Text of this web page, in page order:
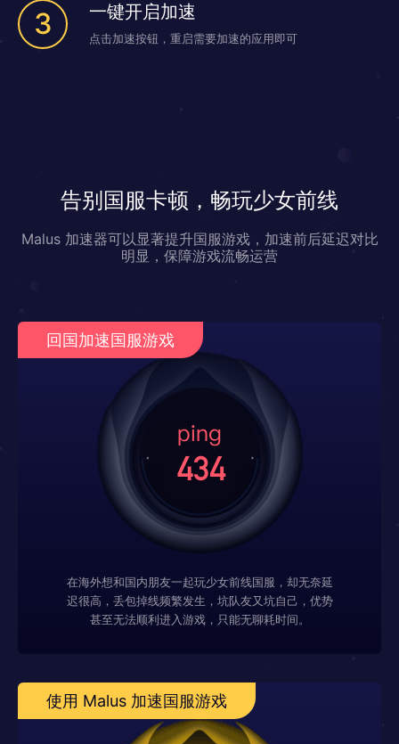
3 一键开启加速
点击加速按钮，重启需要加速的应用即可
告别国服卡顿，畅玩少女前线
Malus 加速器可以显著提升国服游戏，加速前后延迟对比
明显，保障游戏流畅运营
回国加速国服游戏
在海外想和国内朋友一起玩少女前线国服，却无奈延
迟很高，丢包掉线频繁发生，坑队友又坑自己，优势
甚至无法顺利进入游戏，只能无聊耗时间。
使用 Malus 加速国服游戏